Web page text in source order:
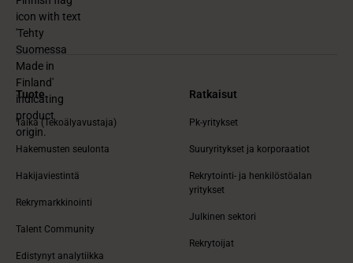
Tuote
Taika (Tekoälyavustaja)
Hakemusten seulonta
Hakijaviestintä
Rekrymarkkinointi
Talent Community
Edistynyt analytiikka
Ratkaisut
Pk-yritykset
Suuryritykset ja korporaatiot
Rekrytointi- ja henkilöstöalan
yritykset
Julkinen sektori
Rekrytoijat